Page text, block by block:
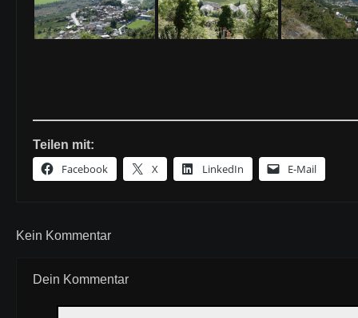
Teilen mit:
Facebook X LinkedIn E-Mail
Kein Kommentar
Dein Kommentar